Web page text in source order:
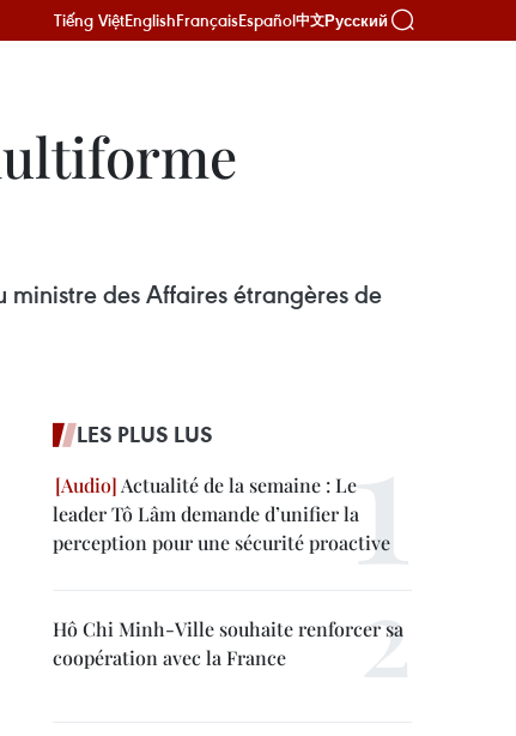
Tiếng ViệtEnglishFrançaisEspañol中文Русский
ministre des Affaires étrangères de
LES PLUS LUS
Actualité de la semaine : Le
leader Tô Lâm demande d’unifier la
perception pour une sécurité proactive
Hô Chi Minh-Ville souhaite renforcer sa
coopération avec la France